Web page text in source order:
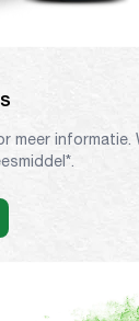
meer informatie.